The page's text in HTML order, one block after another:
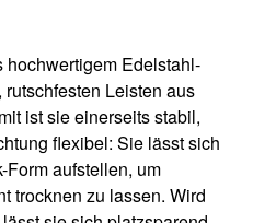
hochwertigem Edelstahl-
Leisten aus
ist sie einerseits stabil,
flexibel: Sie lässt sich
aufstellen, um
trocknen zu lassen. Wird